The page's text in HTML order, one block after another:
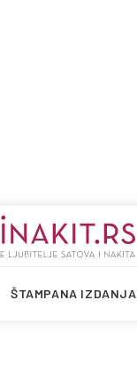
ŠTAMPANA IZDANJA